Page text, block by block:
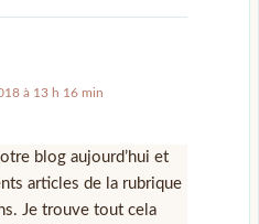
à 13 h 16 min
blog aujourd’hui et
articles de la rubrique
Je trouve tout cela